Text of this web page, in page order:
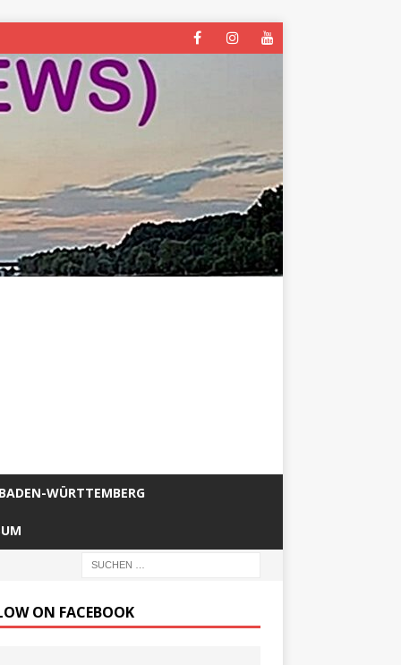
BADEN-WÜRTTEMBERG
ON FACEBOOK